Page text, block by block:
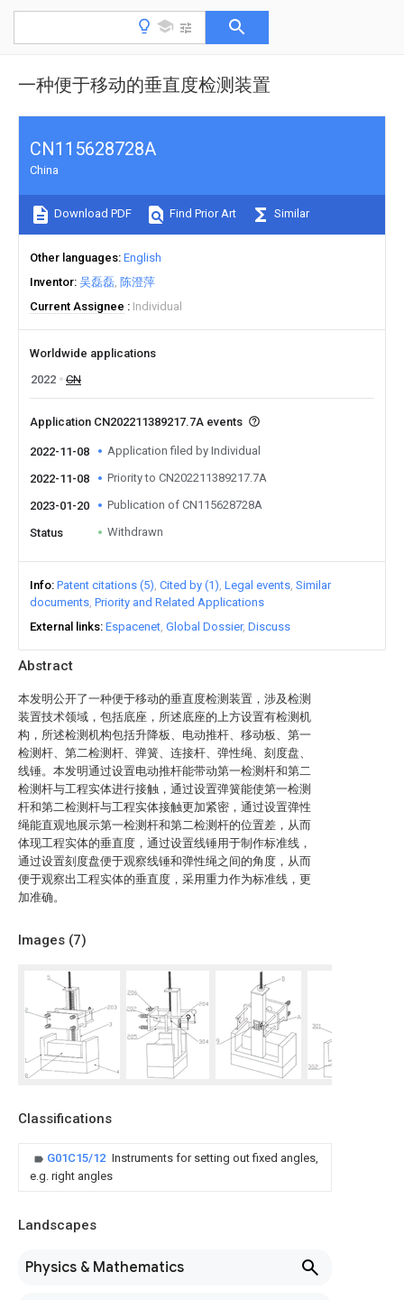
一种便于移动的垂直度检测装置
Abstract
本发明公开了一种便于移动的垂直度检测装置，涉及检测
装置技术领域，包括底座，所述底座的上方设置有检测机
构，所述检测机构包括升降板、电动推杆、移动板、第一
检测杆、第二检测杆、弹簧、连接杆、弹性绳、刻度盘、
线锤。本发明通过设置电动推杆能带动第一检测杆和第二
检测杆与工程实体进行接触，通过设置弹簧能使第一检测
杆和第二检测杆与工程实体接触更加紧密，通过设置弹性
绳能直观地展示第一检测杆和第二检测杆的位置差，从而
体现工程实体的垂直度，通过设置线锤用于制作标准线，
通过设置刻度盘便于观察线锤和弹性绳之间的角度，从而
便于观察出工程实体的垂直度，采用重力作为标准线，更
加准确。
Images (7)
Classifications
G01C15/12 Instruments for setting out fixed angles,
e.g. right angles
Landscapes
Physics & Mathematics
CN115628728A
China
Download PDF Find Prior Art Similar
Other languages English
Inventor 吴磊磊 陈澄萍
Current Assignee
Individual
Worldwide applications
2022
CN
Application CN202211389217.7A events
2022-11-08 Application filed by Individual
2022-11-08 Priority to CN202211389217.7A
2023-01-20 Publication of CN115628728A
Status Withdrawn
Info Patent citations (5) Cited by (1) Legal events Similar
documents Priority and Related Applications
External links Espacenet Global Dossier Discuss